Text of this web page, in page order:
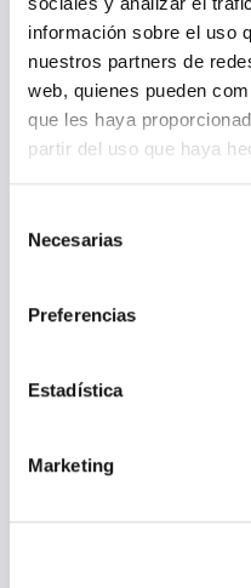
información sobre el uso
nuestros partners de
web, quienes pueden
que les haya
partir del uso que haya
Necesarias
Preferencias
Estadística
Marketing